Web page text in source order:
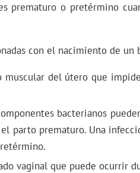
prematuro o pretérmino
con el nacimiento de un
del útero que
bacterianos
parto prematuro. Una
vaginal que puede ocurrir